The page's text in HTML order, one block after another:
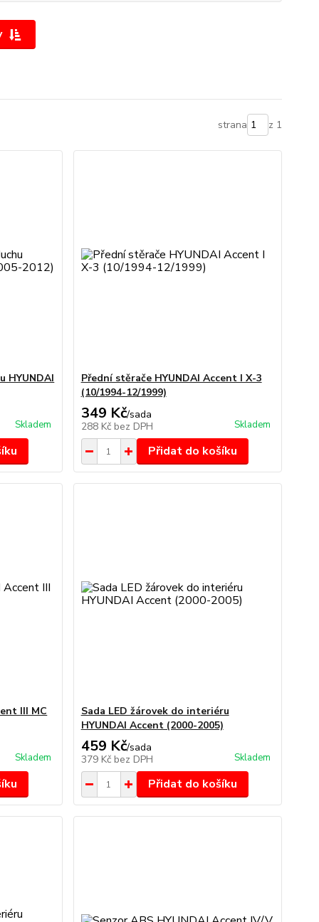
strana z 1
HYUNDAI
Skladem
Přední stěrače HYUNDAI Accent I X-3
(10/1994-12/1999)
349 Kč/sada
288 Kč bez DPH Skladem
Přidat do košíku
III MC
Skladem
Sada LED žárovek do interiéru
HYUNDAI Accent (2000-2005)
459 Kč/sada
379 Kč bez DPH Skladem
Přidat do košíku